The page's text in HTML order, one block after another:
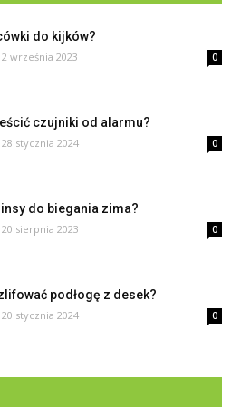
do kijków?
2 września 2023 0
czujniki od alarmu?
28 stycznia 2024 0
do biegania zima?
20 sierpnia 2023 0
podłogę z desek?
20 stycznia 2024 0